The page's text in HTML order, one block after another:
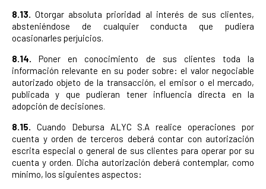
8.13. Otorgar absoluta prioridad al interés de sus clientes,
absteniéndose de cualquier conducta que pudiera
ocasionarles perjuicios.
8.14. Poner en conocimiento de sus clientes toda la
información relevante en su poder sobre: el valor negociable
autorizado objeto de la transacción, el emisor o el mercado,
publicada y que pudieran tener influencia directa en la
adopción de decisiones.
8.15. Cuando Debursa ALYC S.A realice operaciones por
cuenta y orden de terceros deberá contar con autorización
escrita especial o general de sus clientes para operar por su
cuenta y orden. Dicha autorización deberá contemplar, como
mínimo, los siguientes aspectos: